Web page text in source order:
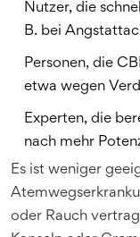
Nutzer, die
B. bei
Personen, die
etwa wegen
Experten, die
nach mehr
Es ist weniger
oder Rauch